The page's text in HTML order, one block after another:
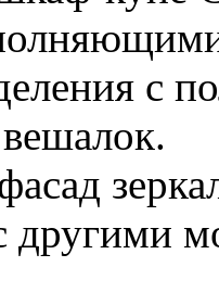
с
другими